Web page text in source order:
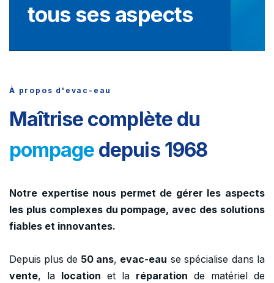
tous ses aspects
À propos d'evac-eau
Maîtrise complète du
pompage depuis 1968
Notre expertise nous permet de gérer les aspects
les plus complexes du pompage, avec des solutions
fiables et innovantes.
Depuis plus de 50 ans, evac-eau se spécialise dans la
vente, la location et la réparation de matériel de